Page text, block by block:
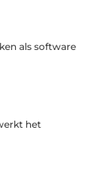
als software
het